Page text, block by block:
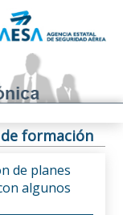
formación
de planes
algunos